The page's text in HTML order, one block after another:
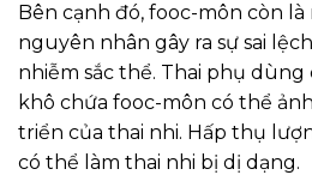
Bên cạnh đó, fooc-môn còn
nguyên nhân gây ra sự sai
nhiễm sắc thể. Thai phụ dùng
khô chứa fooc-môn có thể
triển của thai nhi. Hấp thụ
có thể làm thai nhi bị dị dạng.